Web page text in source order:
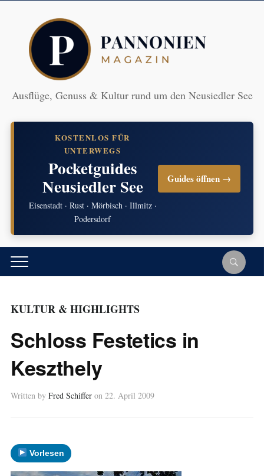
Ausflüge, Genuss & Kultur rund um den Neusiedler See
KOSTENLOS FÜR
UNTERWEGS
Pocketguides
Neusiedler See
Eisenstadt · Rust · Mörbisch · Illmitz ·
Podersdorf
Guides öffnen →
KULTUR & HIGHLIGHTS
Schloss Festetics in
Keszthely
Written by Fred Schiffer on 22. April 2009
Vorlesen